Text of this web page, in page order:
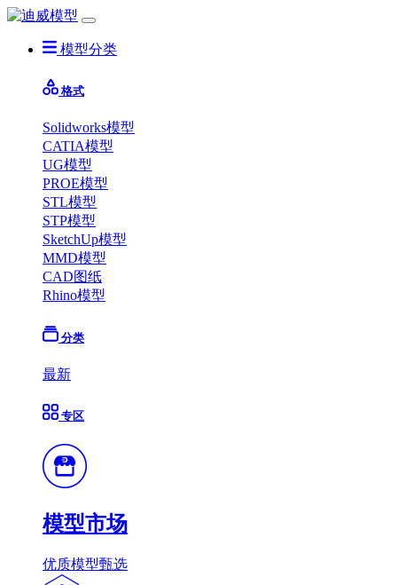
模型分类
格式
Solidworks模型
CATIA模型
UG模型
PROE模型
STL模型
STP模型
SketchUp模型
MMD模型
CAD图纸
Rhino模型
分类
最新
专区
模型市场
优质模型甄选